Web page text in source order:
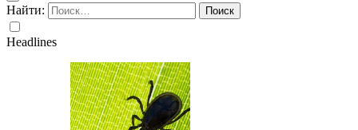
Найти:
Headlines